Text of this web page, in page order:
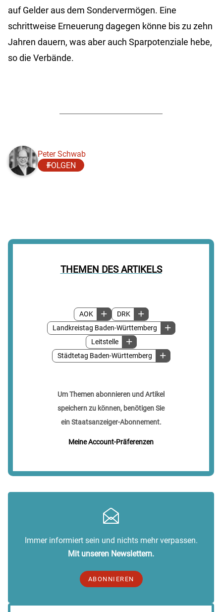
THEMEN DES ARTIKELS
AOK
DRK
Landkreistag Baden-Württemberg
Leitstelle
Städtetag Baden-Württemberg
Um Themen abonnieren und Artikel
speichern zu können, benötigen Sie
ein Staatsanzeiger-Abonnement.
Meine Account-Präferenzen
auf Gelder aus dem Sondervermögen. Eine
schrittweise Erneuerung dagegen könne bis zu zehn
Jahren dauern, was aber auch Sparpotenziale hebe,
so die Verbände.
Peter Schwab
FOLGEN
Immer informiert sein und nichts mehr verpassen.
Mit unseren Newslettern.
ABONNIEREN